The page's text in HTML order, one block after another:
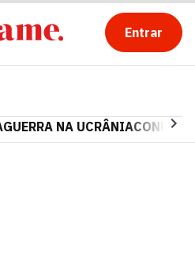
Entrar
GUERRA NA UCRÂNIA